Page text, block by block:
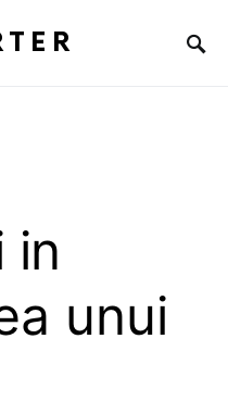
in
unui